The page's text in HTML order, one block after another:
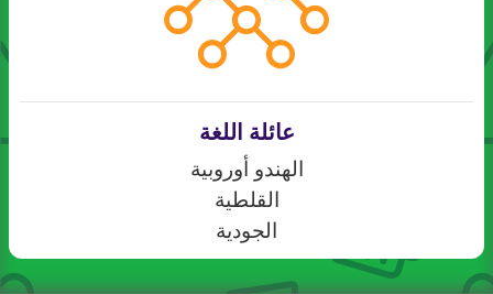
عائلة اللغة
الهندو أوروبية
القلطية
الجودية